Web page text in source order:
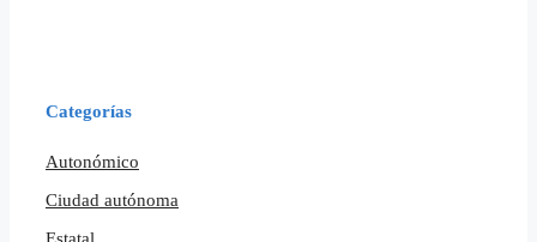
Categorías
Autonómico
Ciudad autónoma